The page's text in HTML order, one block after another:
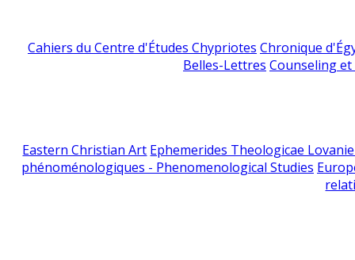
Cahiers du Centre d'Études Chypriotes Chronique
Belles-Lettres Counseling
Eastern Christian Art Ephemerides Theologicae
phénoménologiques - Phenomenological Studies